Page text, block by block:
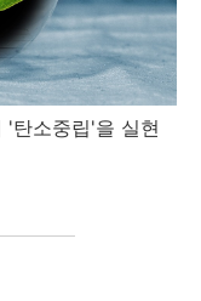
'탄소중립'을 실현